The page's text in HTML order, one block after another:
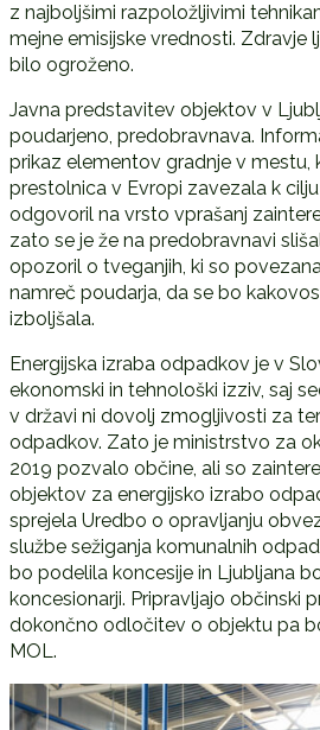
z najboljšimi razpoložljivimi
mejne emisijske vrednosti. Zdravje
bilo ogroženo.
Javna predstavitev objektov v
poudarjeno, predobravnava.
prikaz elementov gradnje v mestu,
prestolnica v Evropi zavezala k
odgovoril na vrsto vprašanj
zato se je že na predobravnavi
opozoril o tveganjih, ki so
namreč poudarja, da se bo
izboljšala.
Energijska izraba odpadkov je v
ekonomski in tehnološki izziv, saj
v državi ni dovolj zmogljivosti za
odpadkov. Zato je ministrstvo za
2019 pozvalo občine, ali so
objektov za energijsko izrabo
sprejela Uredbo o opravljanju
službe sežiganja komunalnih
bo podelila koncesije in Ljubljana
koncesionarji. Pripravljajo občinski
dokončno odločitev o objektu pa
MOL.